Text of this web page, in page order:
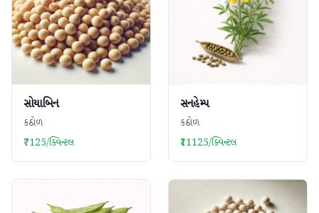
સોયાબિન
કઠોળ
₹7125/ક્વિન્ટલ
સનહેમ્પ
કઠોળ
₹11125/ક્વિન્ટલ